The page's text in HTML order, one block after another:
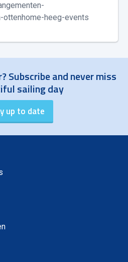
ottenhome-heeg-events
Subscribe and never miss
sailing day